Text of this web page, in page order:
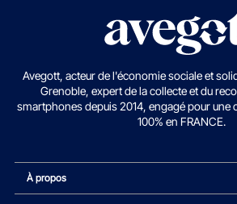
Avegott, acteur de l'économie sociale et
Grenoble, expert de la collecte et du
smartphones depuis 2014, engagé pour une
100% en FRANCE.
À propos